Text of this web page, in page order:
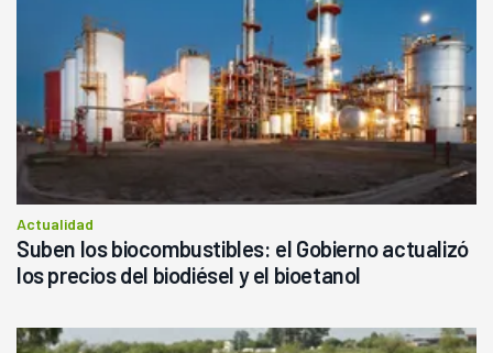
Actualidad
Suben los biocombustibles: el Gobierno actualizó
los precios del biodiésel y el bioetanol